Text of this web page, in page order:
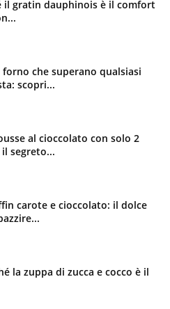
il gratin dauphinois è il comfort
forno che superano qualsiasi
scopri...
al cioccolato con solo 2
segreto...
carote e cioccolato: il dolce
la zuppa di zucca e cocco è il